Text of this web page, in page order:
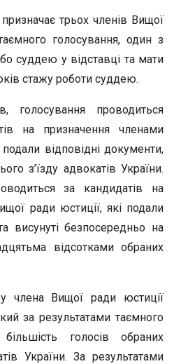
призначає трьох членів Вищої
голосування, один з
суддею у відставці та мати
стажу роботи суддею.
голосування проводиться
на призначення членами
відповідні документи,
з’їзду адвокатів України.
за кандидатів на
ради юстиції, які подали
висунуті безпосередньо на
відсотками обраних
члена Вищої ради юстиції
за результатами таємного
голосів обраних
України. За результатами